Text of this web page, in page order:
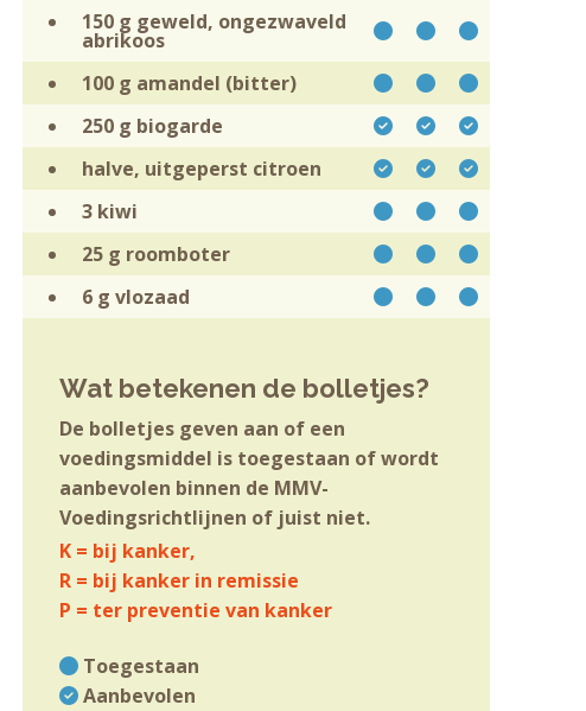
150 g geweld, ongezwaveld
abrikoos
100 g amandel (bitter)
250 g biogarde
halve, uitgeperst citroen
3 kiwi
25 g roomboter
6 g vlozaad
Wat betekenen de bolletjes?
De bolletjes geven aan of een
voedingsmiddel is toegestaan of wordt
aanbevolen binnen de MMV-
Voedingsrichtlijnen of juist niet.
K = bij kanker,
R = bij kanker in remissie
P = ter preventie van kanker
Toegestaan
Aanbevolen